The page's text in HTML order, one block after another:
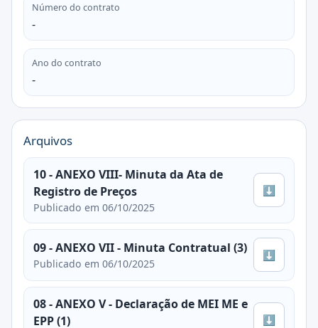
Número do contrato
-
Ano do contrato
-
Arquivos
10 - ANEXO VIII- Minuta da Ata de
Registro de Preços
Publicado em 06/10/2025
⬇
09 - ANEXO VII - Minuta Contratual (3)
Publicado em 06/10/2025
⬇
08 - ANEXO V - Declaração de MEI ME e
EPP (1)
⬇